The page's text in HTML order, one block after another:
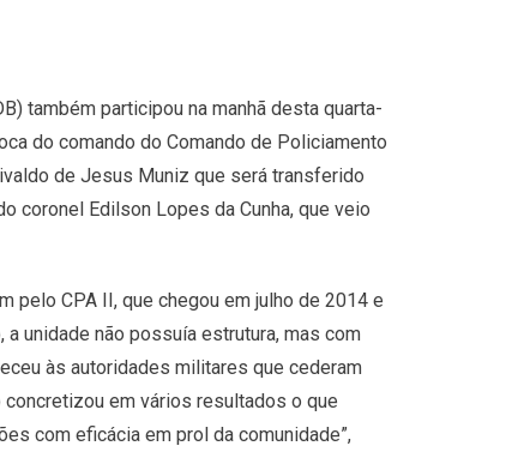
também participou na manhã desta quarta-
do comando do Comando de Policiamento
de Jesus Muniz que será transferido
coronel Edilson Lopes da Cunha, que veio
pelo CPA II, que chegou em julho de 2014 e
unidade não possuía estrutura, mas com
às autoridades militares que cederam
em vários resultados o que
com eficácia em prol da comunidade”,